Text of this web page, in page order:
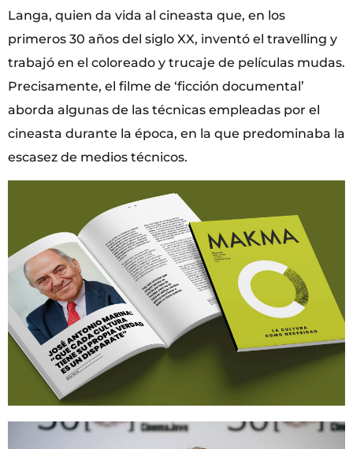
Langa, quien da vida al cineasta que, en los
primeros 30 años del siglo XX, inventó el travelling y
trabajó en el coloreado y trucaje de películas mudas.
Precisamente, el filme de ‘ficción documental’
aborda algunas de las técnicas empleadas por el
cineasta durante la época, en la que predominaba la
escasez de medios técnicos.